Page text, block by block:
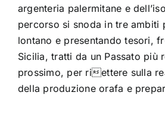
argenteria palermitane e
percorso si snoda in tre ambiti
lontano e presentando tesori,
Sicilia, tratti da un Passato più
prossimo, per riettere sulla
della produzione orafa e